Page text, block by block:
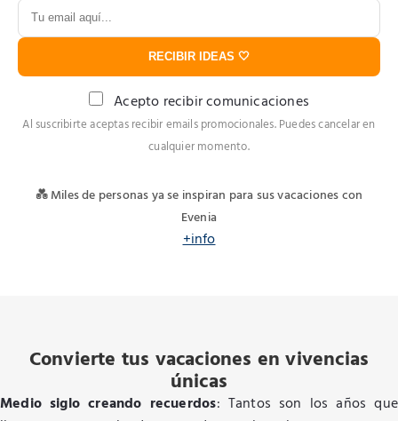
RECIBIR IDEAS 🤍
Acepto recibir comunicaciones
Al suscribirte aceptas recibir emails promocionales. Puedes cancelar en
cualquier momento.
💑 Miles de personas ya se inspiran para sus vacaciones con
Evenia
+info
Convierte tus vacaciones en vivencias
únicas
Medio siglo creando recuerdos: Tantos son los años que